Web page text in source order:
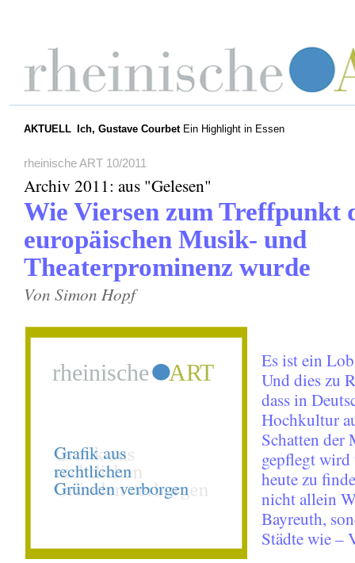
AKTUELL Ich, Gustave CourbetEin Highlight in Essen
rheinische ART 10/2011
Archiv 2011: aus "Gelesen"
Wie Viersen zum Treffpunkt
europäischen Musik- und
Theaterprominenz wurde
Von Simon Hopf
Es ist ein
Und dies zu
dass in
Hochkultur
Schatten der
gepflegt wird
heute zu
nicht allein
Bayreuth,
Städte wie –